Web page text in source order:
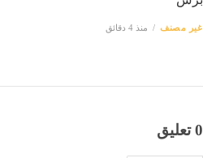
غير مصنف منذ 4 دقائق
0 تعليق